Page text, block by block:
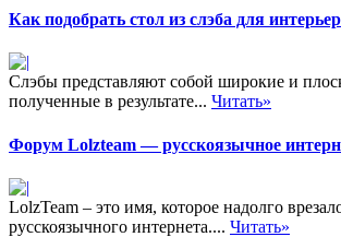
Как подобрать стол из слэба для
Слэбы представляют собой широкие и
полученные в результате... Читать»
Форум Lolzteam — русскоязычное
LolzTeam – это имя, которое надолго
русскоязычного интернета.... Читать»